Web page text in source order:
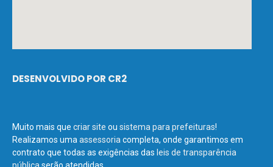
DESENVOLVIDO POR CR2
Muito mais que criar site ou sistema para prefeituras!
Realizamos uma assessoria completa, onde garantimos em
contrato que todas as exigências das leis de transparência